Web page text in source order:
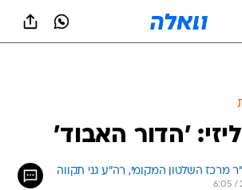
'הדור האבוד'
מרכז השלטון המקומי, רה״ע גני תקווה